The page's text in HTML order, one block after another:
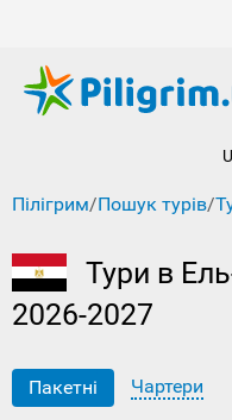
Пілігрим/Пошук турів/
Тури в
2026-2027
Пакетні Чартери